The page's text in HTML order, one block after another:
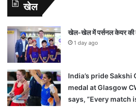
खेल
खेल-खेल में पर्सनल केयर की
1 day ago
India’s pride
medal at Glasgow
says, “Every match